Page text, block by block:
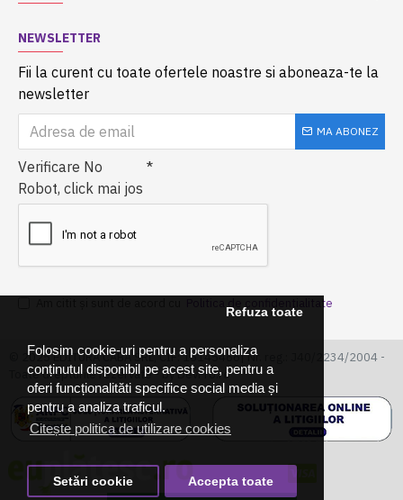
Folosim cookie-uri pentru a personaliza
conținutul disponibil pe acest site, pentru a
oferi funcționalităti specifice social media și
pentru a analiza traficul.
Citește politica de utilizare cookies
Refuza toate
Setări cookie Accepta toate
NEWSLETTER
Fii la curent cu toate ofertele noastre si aboneaza-te la
newsletter
MA ABONEZ
Verificare No
Robot, click mai jos
Politica de confidentialitate
© 2025 EDITURA CABA SRL, CIF: 16145466| Nr. reg.: J40/2234/2004 -
Toate drepturile rezervate - by DevPro.ro